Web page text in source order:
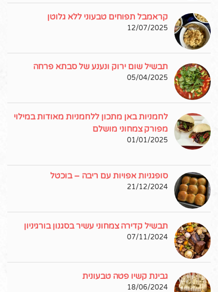
קראמבל תפוחים טבעוני ללא גלוטן
12/07/2025
תבשיל שום ירוק ונענע של סבתא פרחה
05/04/2025
לחמניות באן מתכון ללחמניות מאודות במילוי
מפורק צמחוני מושלם
01/01/2025
סופגניות אפויות עם ריבה – בוכטל
21/12/2024
תבשיל קדירה צמחוני עשיר בסגנון בורגיניון
07/11/2024
גבינת קשיו פטה טבעונית
18/06/2024